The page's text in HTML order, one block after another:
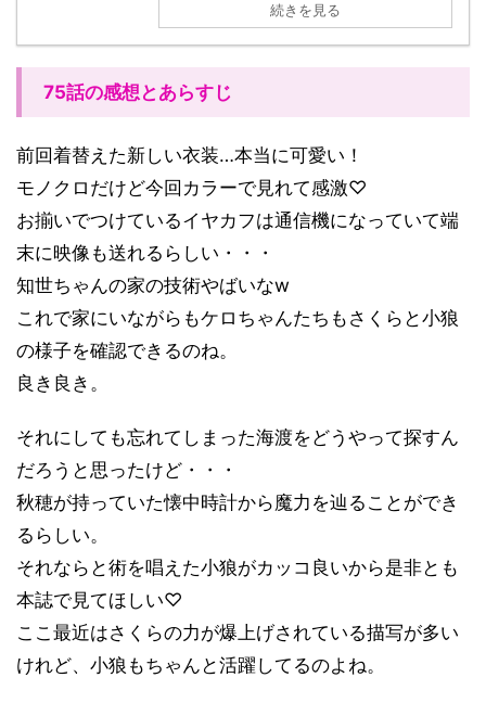
続きを見る
75話の感想とあらすじ
前回着替えた新しい衣装…本当に可愛い！
モノクロだけど今回カラーで見れて感激♡
お揃いでつけているイヤカフは通信機になっていて端
末に映像も送れるらしい・・・
知世ちゃんの家の技術やばいなw
これで家にいながらもケロちゃんたちもさくらと小狼
の様子を確認できるのね。
良き良き。
それにしても忘れてしまった海渡をどうやって探すん
だろうと思ったけど・・・
秋穂が持っていた懐中時計から魔力を辿ることができ
るらしい。
それならと術を唱えた小狼がカッコ良いから是非とも
本誌で見てほしい♡
ここ最近はさくらの力が爆上げされている描写が多い
けれど、小狼もちゃんと活躍してるのよね。